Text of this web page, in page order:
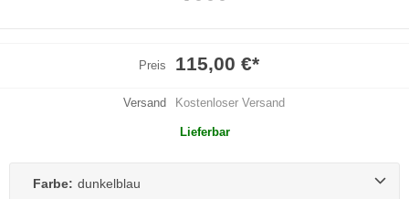
Preis 115,00 €*
Versand Kostenloser Versand
Lieferbar
Farbe: dunkelblau